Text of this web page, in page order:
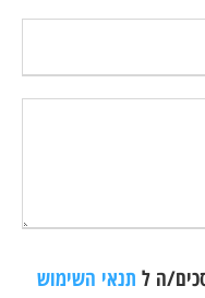
ה ל תנאי השימוש